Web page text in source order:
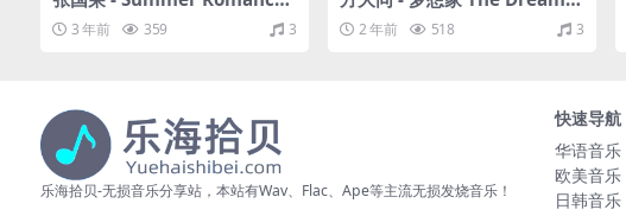
’87（1987/FLAC/分轨/270
M）
3 年前 359 3
r（2024/FLAC/分轨/367M）
(24bit/48kHz)
2 年前 518 3
乐海拾贝-无损音乐分享站，本站有Wav、Flac、Ape等主流无损发烧音乐！
快速导航
华语音乐
欧美音乐
日韩音乐